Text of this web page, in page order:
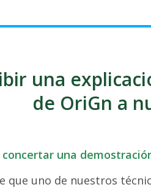
una
de OriGn a
concertar una
que uno de nuestros